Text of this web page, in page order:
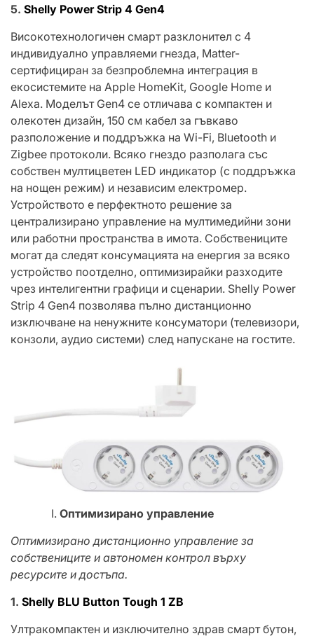
5. Shelly Power Strip 4 Gen4
Високотехнологичен смарт разклонител с 4
индивидуално управляеми гнезда, Matter-
сертифициран за безпроблемна интеграция в
екосистемите на Apple HomeKit, Google Home и
Alexa. Моделът Gen4 се отличава с компактен и
олекотен дизайн, 150 см кабел за гъвкаво
разположение и поддръжка на Wi-Fi, Bluetooth и
Zigbee протоколи. Всяко гнездо разполага със
собствен мултицветен LED индикатор (с поддръжка
на нощен режим) и независим електромер.
Устройството е перфектното решение за
централизирано управление на мултимедийни зони
или работни пространства в имота. Собствениците
могат да следят консумацията на енергия за всяко
устройство поотделно, оптимизирайки разходите
чрез интелигентни графици и сценарии. Shelly Power
Strip 4 Gen4 позволява пълно дистанционно
изключване на ненужните консуматори (телевизори,
конзоли, аудио системи) след напускане на гостите.
Оптимизирано управление
Оптимизирано дистанционно управление за
собствениците и автономен контрол върху
ресурсите и достъпа.
1. Shelly BLU Button Tough 1 ZB
Ултракомпактен и изключително здрав смарт бутон,